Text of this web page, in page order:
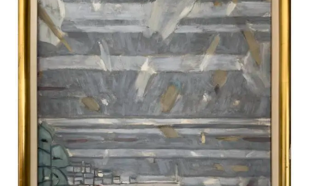
HANS SEILER
BIOGRAPHIE
CATALOGUE DES OEUVRES
VOL. 1 : LES PEINTURES
VOL. 2 : LES GOUACHES
VOL. 3 : CRAYONS DE COULEUR ET FUSAINS
CONTACT